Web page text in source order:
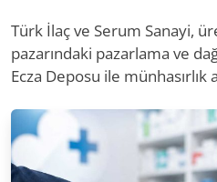
Türk İlaç ve Serum Sanayi,
pazarındaki pazarlama ve
Ecza Deposu ile münhasırlık